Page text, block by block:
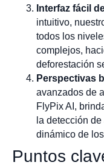
Interfaz fácil
intuitivo,
todos los
complejos,
deforestación
Perspectivas
avanzados de
FlyPix AI,
la detección
dinámico de
Puntos